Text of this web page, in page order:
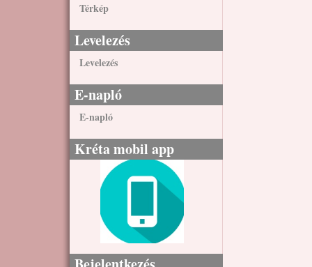
Térkép
Levelezés
Levelezés
E-napló
E-napló
Kréta mobil app